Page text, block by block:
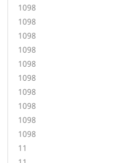
1098
1098
1098
1098
1098
1098
1098
1098
1098
1098
11